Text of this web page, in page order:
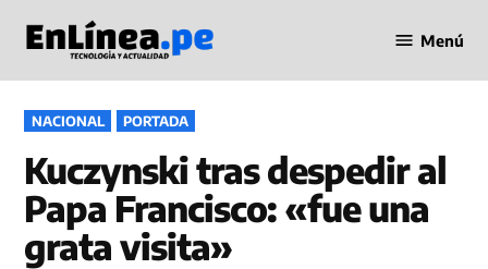
contenido
en Línea
Menú
PUBLICADO
EN
NACIONAL PORTADA
Kuczynski tras despedir al
Papa Francisco: «fue una
grata visita»